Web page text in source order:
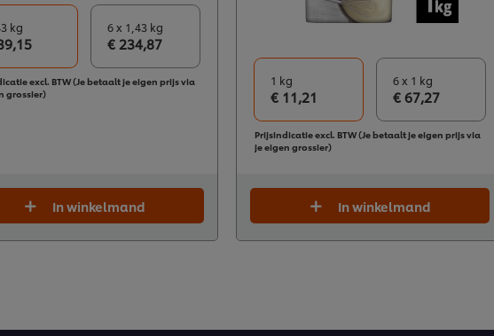
kg 6 x 1,43 kg
€ 234,87
excl. BTW (Je betaalt je eigen prijs via
grossier)
In winkelmand
1 kg
€ 11,21
6 x 1 kg
€ 67,27
Prijsindicatie excl. BTW (Je betaalt je eigen prijs via
je eigen grossier)
In winkelmand